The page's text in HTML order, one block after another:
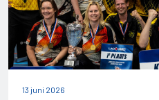
13 juni 2026